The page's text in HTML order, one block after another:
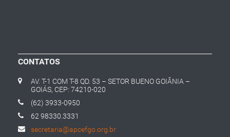
CONTATOS
AV. T-1 COM T-8 QD. 53 – SETOR BUENO GOIÂNIA –
GOIÁS, CEP: 74210-020
(62) 3933-0950
62 98330.3331
secretaria@apcefgo.org.br